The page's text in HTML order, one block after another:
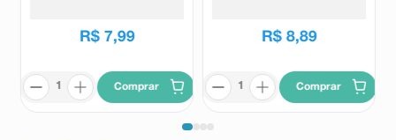
R$ 7,99
Comprar
R$ 8,89
Comprar